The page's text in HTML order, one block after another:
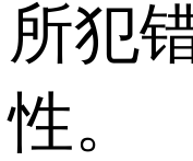
所犯
性。